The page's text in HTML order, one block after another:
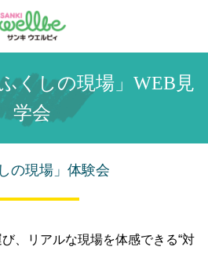
くしの現場」WEB見
学会
の現場」体験会
、リアルな現場を体感できる“対